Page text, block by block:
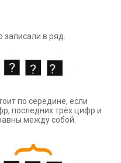
в ряд.
по середине, если
последних трёх цифр и
между собой.